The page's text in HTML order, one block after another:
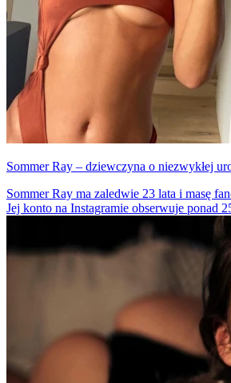
Sommer Ray – dziewczyna o niezwykłej
Sommer Ray ma zaledwie 23 lata i masę
Jej konto na Instagramie obserwuje ponad
cztery lata temu ta liczba ledwo sięgała 500
popularności? Wystarczy spojrzeć na jej